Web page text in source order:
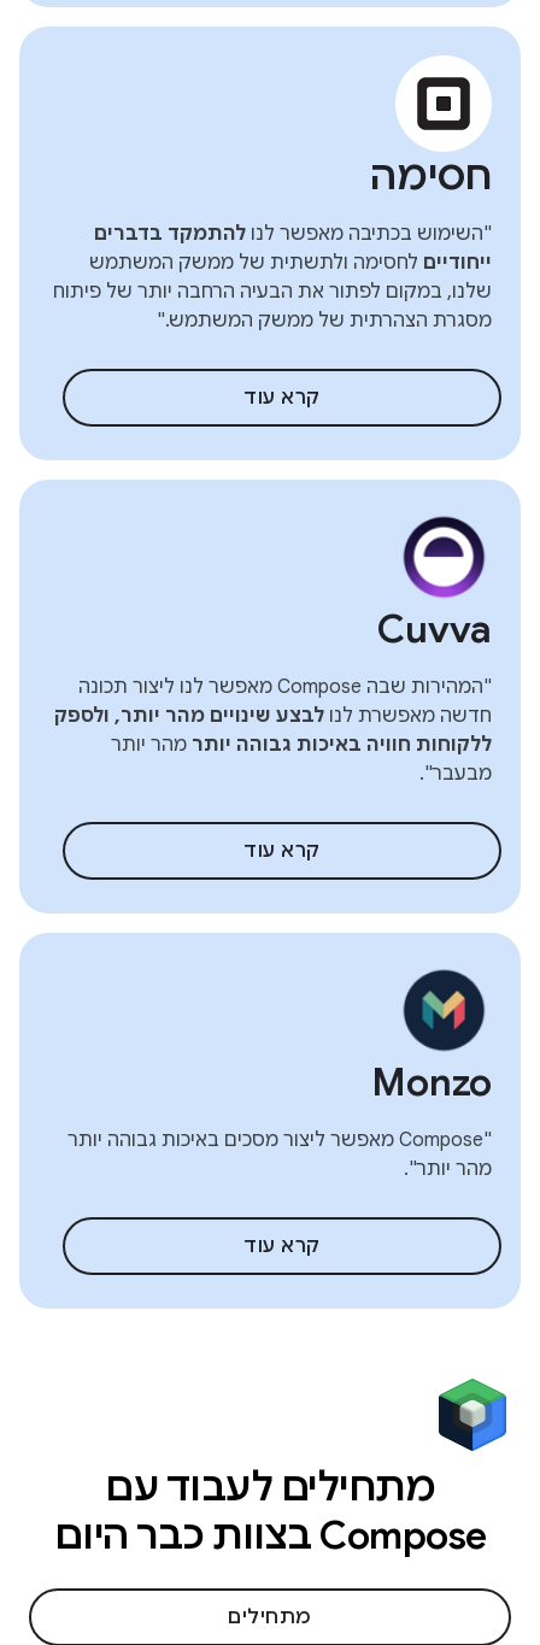
חסימה
"השימוש בכתיבה מאפשר לנו להתמקד בדברים
ייחודיים לחסימה ולתשתית של ממשק המשתמש
שלנו, במקום לפתור את הבעיה הרחבה יותר של פיתוח
מסגרת הצהרתית של ממשק המשתמש."
קרא עוד
Cuvva
"המהירות שבה Compose מאפשר לנו ליצור תכונה
חדשה מאפשרת לנו לבצע שינויים מהר יותר, ולספק
ללקוחות חוויה באיכות גבוהה יותר מהר יותר
מבעבר".
קרא עוד
Monzo
"Compose מאפשר ליצור מסכים באיכות גבוהה יותר
מהר יותר".
קרא עוד
מתחילים לעבוד עם
Compose בצוות כבר היום
מתחילים